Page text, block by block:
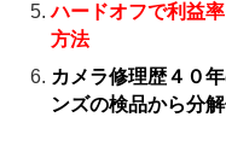
ハードオフで利益
方法
カメラ修理歴４０
ンズの検品から分